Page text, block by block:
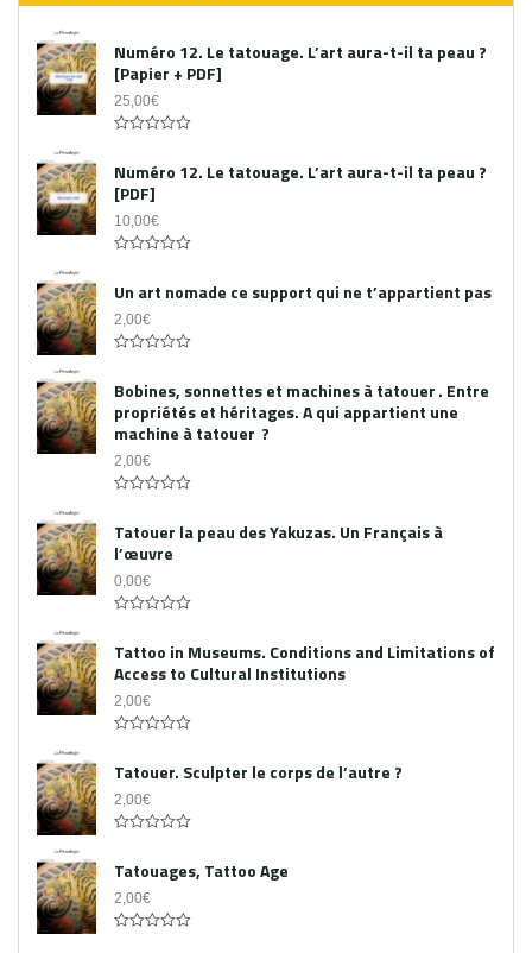
Numéro 12. Le tatouage. L’art aura-t-il ta peau ?
[Papier + PDF]
25,00€
out
of
5
Numéro 12. Le tatouage. L’art aura-t-il ta peau ?
[PDF]
10,00€
out
of
5
Un art nomade ce support qui ne t’appartient pas
2,00€
out
of
5
Bobines, sonnettes et machines à tatouer . Entre
propriétés et héritages. A qui appartient une
machine à tatouer ?
2,00€
out
of
5
Tatouer la peau des Yakuzas. Un Français à
l’œuvre
0,00€
out
of
5
Tattoo in Museums. Conditions and Limitations of
Access to Cultural Institutions
2,00€
out
of
5
Tatouer. Sculpter le corps de l’autre ?
2,00€
out
of
5
Tatouages, Tattoo Age
2,00€